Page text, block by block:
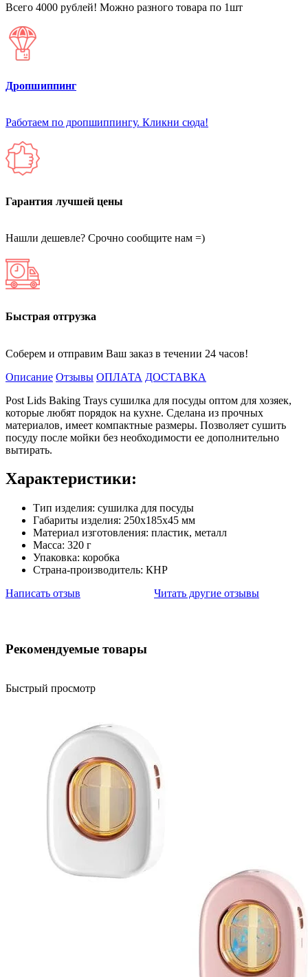
Всего 4000 рублей! Можно разного товара по 1шт
Дропшиппинг
Работаем по дропшиппингу. Кликни сюда!
Гарантия лучшей цены
Нашли дешевле? Срочно сообщите нам =)
Быстрая отгрузка
Соберем и отправим Ваш заказ в течении 24 часов!
Описание Отзывы ОПЛАТА ДОСТАВКА
Post Lids Baking Trays сушилка для посуды оптом для хозяек,
которые любят порядок на кухне. Сделана из прочных
материалов, имеет компактные размеры. Позволяет сушить
посуду после мойки без необходимости ее дополнительно
вытирать.
Характеристики:
Тип изделия: сушилка для посуды
Габариты изделия: 250х185х45 мм
Материал изготовления: пластик, металл
Масса: 320 г
Упаковка: коробка
Страна-производитель: КНР
Написать отзыв
Читать другие отзывы
Рекомендуемые товары
Быстрый просмотр